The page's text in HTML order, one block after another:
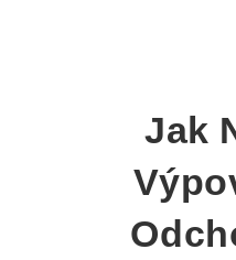
Jak